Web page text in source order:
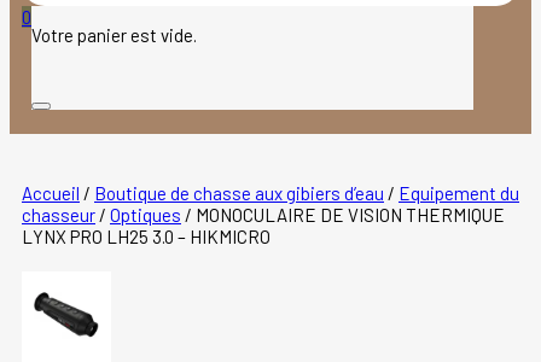
0
Votre panier est vide.
Accueil / Boutique de chasse aux gibiers d’eau / Equipement du
chasseur/ Optiques / MONOCULAIRE DE VISION THERMIQUE
LYNX PRO LH25 3.0 – HIKMICRO